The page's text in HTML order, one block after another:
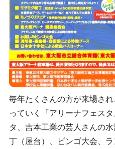
毎年たくさんの方が来場さ
っていく『アリーナフェス
タ、吉本工業の芸人さんの
丁（屋台）、ビンゴ大会、